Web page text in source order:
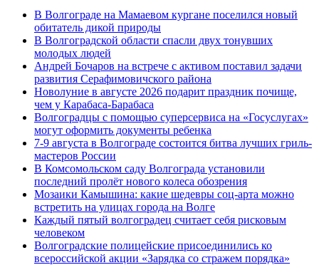
В Волгограде на Мамаевом кургане поселился новый
обитатель дикой природы
В Волгоградской области спасли двух тонувших
молодых людей
Андрей Бочаров на встрече с активом поставил задачи
развития Серафимовичского района
Новолуние в августе 2026 подарит праздник почище,
чем у Карабаса-Барабаса
Волгоградцы с помощью суперсервиса на «Госуслугах»
могут оформить документы ребенка
7-9 августа в Волгограде состоится битва лучших гриль-
мастеров России
В Комсомольском саду Волгограда установили
последний пролёт нового колеса обозрения
Мозаики Камышина: какие шедевры соц-арта можно
встретить на улицах города на Волге
Каждый пятый волгоградец считает себя рисковым
человеком
Волгоградские полицейские присоединились ко
всероссийской акции «Зарядка со стражем порядка»